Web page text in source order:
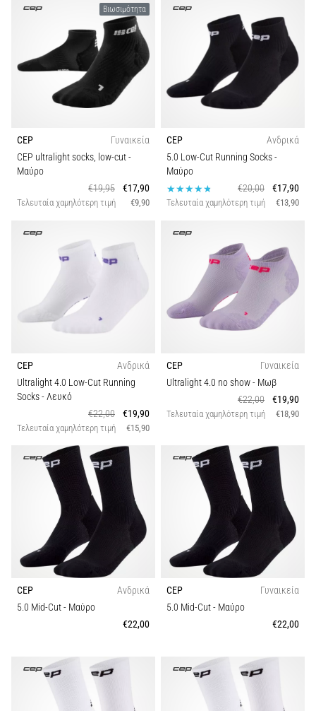
Βιωσιμότητα
CEP
Γυναικεία
CEP ultralight socks, low-cut-
Μαύρο
€19,95
€17,90
Τελευταία χαμηλότερη τιμή €9,90
CEP
Ανδρικά
5.0 Low-Cut Running Socks-
Μαύρο
€20,00
€17,90
Τελευταία χαμηλότερη τιμή €13,90
CEP
Ανδρικά
Ultralight 4.0 Low-Cut Running
Socks- Λευκό
€22,00
€19,90
Τελευταία χαμηλότερη τιμή €15,90
CEP
Γυναικεία
Ultralight 4.0 no show- Μωβ
€22,00
€19,90
Τελευταία χαμηλότερη τιμή €18,90
CEP
Ανδρικά
5.0 Mid-Cut- Μαύρο
€22,00
CEP
Γυναικεία
5.0 Mid-Cut- Μαύρο
€22,00